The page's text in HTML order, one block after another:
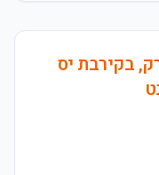
בקירבת יס